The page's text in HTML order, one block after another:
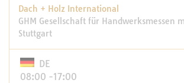
Dach + Holz International
GHM Gesellschaft für Handwerksmessen
Stuttgart
DE
08:00 -17:00